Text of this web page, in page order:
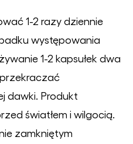
1-2 razy dziennie
występowania
1-2 kapsułek dwa
dawki. Produkt
światłem i wilgocią.
zamkniętym